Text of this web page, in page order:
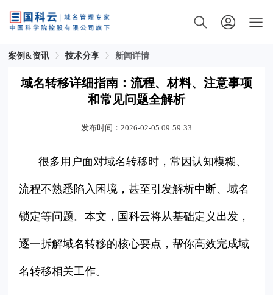
案例&资讯 技术分享 新闻详情
域名转移详细指南：流程、材料、注意事项
和常见问题全解析
发布时间：2026-02-05 09:59:33
很多用户面对域名转移时，常因认知模糊、
流程不熟悉陷入困境，甚至引发解析中断、域名
锁定等问题。本文，国科云将从基础定义出发，
逐一拆解域名转移的核心要点，帮你高效完成域
名转移相关工作。